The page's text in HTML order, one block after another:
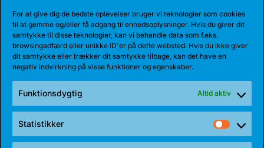
For at give dig de bedste oplevelser bruger vi teknologier som cookies
til at gemme og/eller få adgang til enhedsoplysninger. Hvis du giver dit
samtykke til disse teknologier, kan vi behandle data som f.eks.
browsingadfærd eller unikke ID'er på dette websted. Hvis du ikke giver
dit samtykke eller trækker dit samtykke tilbage, kan det have en
negativ indvirkning på visse funktioner og egenskaber.
Funktionsdygtig Altid aktiv
Statistikker
Bakken Bears har indgået en etårig aftale med
Jarnel Rancy. Rancy har skrevet sig...